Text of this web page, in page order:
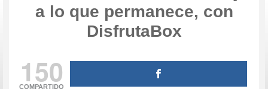
a lo que permanece, con
DisfrutaBox
150
COMPARTIDO